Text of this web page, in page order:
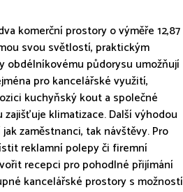
komerční prostory o výměře 12,87
svou světlostí, praktickým
obdélníkovému půdorysu umožňují
pro kancelářské využití,
kuchyňský kout a společné
klimatizace. Další výhodou
zaměstnanci, tak návštěvy. Pro
reklamní polepy či firemní
recepci pro pohodlné přijímání
kancelářské prostory s možností